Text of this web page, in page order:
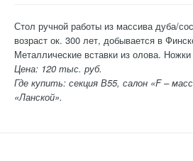
Стол ручной работы из массива дуба/
возраст ок. 300 лет, добывается в
Металлические вставки из олова.
Цена: 120 тыс. руб.
Где купить: секция В55, салон «F –
«Ланской».